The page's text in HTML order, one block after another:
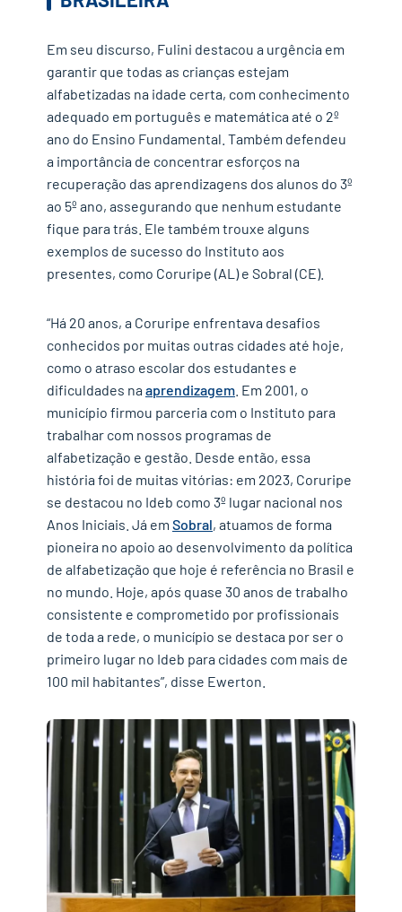
Em seu discurso, Fulini destacou a urgência em
garantir que todas as crianças estejam
alfabetizadas na idade certa, com conhecimento
adequado em português e matemática até o 2º
ano do Ensino Fundamental. Também defendeu
a importância de concentrar esforços na
recuperação das aprendizagens dos alunos do 3º
ao 5º ano, assegurando que nenhum estudante
fique para trás. Ele também trouxe alguns
exemplos de sucesso do Instituto aos
presentes, como Coruripe (AL) e Sobral (CE).
“Há 20 anos, a Coruripe enfrentava desafios
conhecidos por muitas outras cidades até hoje,
como o atraso escolar dos estudantes e
dificuldades na aprendizagem . Em 2001, o
município firmou parceria com o Instituto para
trabalhar com nossos programas de
alfabetização e gestão. Desde então, essa
história foi de muitas vitórias: em 2023, Coruripe
se destacou no Ideb como 3º lugar nacional nos
Anos Iniciais. Já em Sobral, atuamos de forma
pioneira no apoio ao desenvolvimento da política
de alfabetização que hoje é referência no Brasil e
no mundo. Hoje, após quase 30 anos de trabalho
consistente e comprometido por profissionais
de toda a rede, o município se destaca por ser o
primeiro lugar no Ideb para cidades com mais de
100 mil habitantes”, disse Ewerton.